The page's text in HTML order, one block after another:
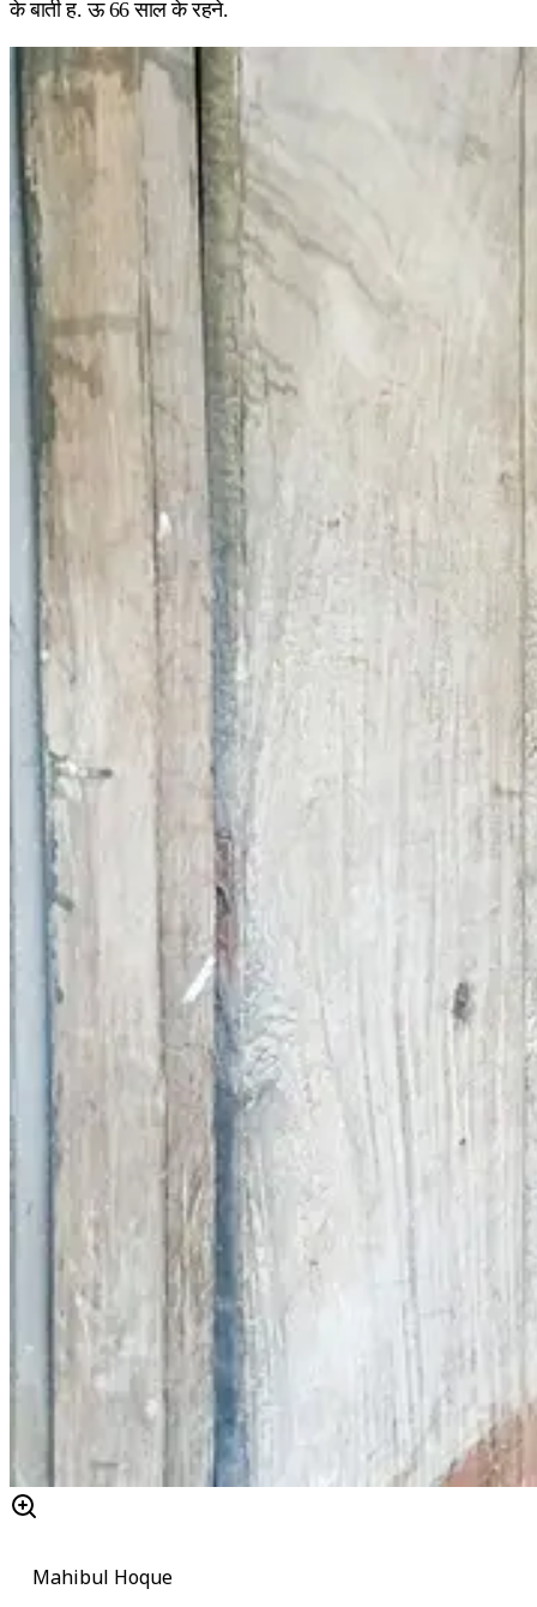
के बाती ह. ऊ 66 साल के रहने.
Mahibul Hoque